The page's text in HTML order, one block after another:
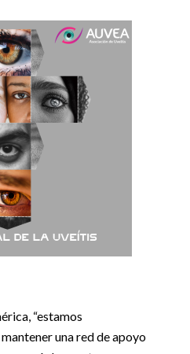
“estamos
una red de apoyo